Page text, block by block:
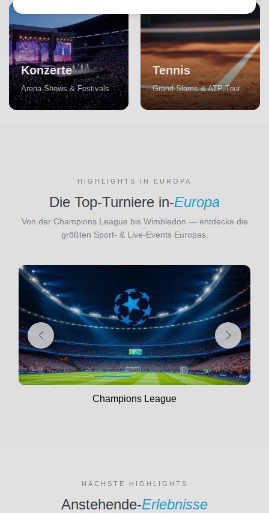
Konzerte
Arena-Shows & Festivals
Tennis
Grand Slams & ATP Tour
HIGHLIGHTS IN EUROPA
Die Top-Turniere in-Europa
Von der Champions League bis Wimbledon — entdecke die
größten Sport- & Live-Events Europas.
Champions League
NÄCHSTE HIGHLIGHTS
Anstehende-Erlebnisse